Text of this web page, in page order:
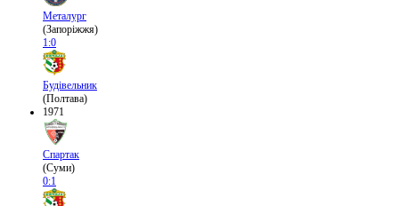
Металург
(Запоріжжя)
1:0
Будівельник
(Полтава)
1971
Спартак
(Суми)
0:1